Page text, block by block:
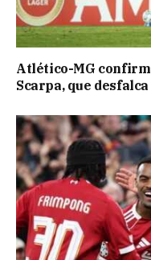
Atlético-MG
Scarpa, que